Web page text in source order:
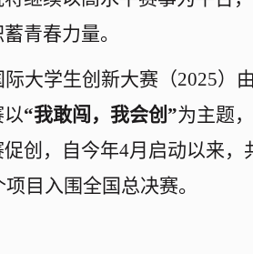
青春力量。
际大学生创新大赛（2025）
以“我敢闯，我会创”为主题
创 ，
自今年4月启动以来，
项目入围全国总决赛。